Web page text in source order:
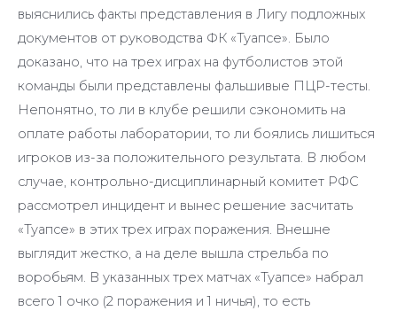
выяснились факты представления в Лигу подложных
документов от руководства ФК «Туапсе». Было
доказано, что на трех играх на футболистов этой
команды были представлены фальшивые ПЦР-тесты.
Непонятно, то ли в клубе решили сэкономить на
оплате работы лаборатории, то ли боялись лишиться
игроков из-за положительного результата. В любом
случае, контрольно-дисциплинарный комитет РФС
рассмотрел инцидент и вынес решение засчитать
«Туапсе» в этих трех играх поражения. Внешне
выглядит жестко, а на деле вышла стрельба по
воробьям. В указанных трех матчах «Туапсе» набрал
всего 1 очко (2 поражения и 1 ничья), то есть